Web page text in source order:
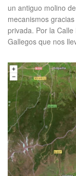
un antiguo molino
mecanismos
privada. Por la
Gallegos que nos